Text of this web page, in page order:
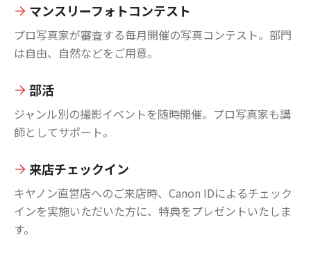
マンスリーフォトコンテスト
プロ写真家が審査する毎月開催の写真コンテスト。部門
は自由、自然などをご用意。
部活
ジャンル別の撮影イベントを随時開催。プロ写真家も講
師としてサポート。
来店チェックイン
キヤノン直営店へのご来店時、Canon IDによるチェック
インを実施いただいた方に、特典をプレゼントいたしま
す。